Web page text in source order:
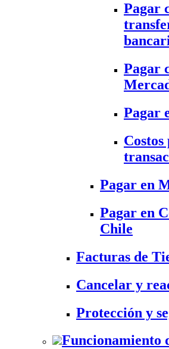
Pagar
Pagar
Pagar
Costos
Pagar en
Pagar en
Chile
Facturas de
Cancelar y
Protección y
Funcionamiento